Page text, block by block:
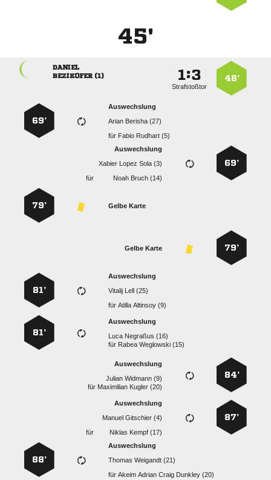
45'
48’
:
Strafstoßtor

 
Auswechslung
  
für   
69’
69’
Auswechslung
   
für
  
Gelbe Karte
79’
79’
Gelbe Karte
Auswechslung
  
für  
81’
Auswechslung
  
für   
81’
84’
Auswechslung
  
für   
87’
Auswechslung
  
für
  
Auswechslung
  
für    
88’